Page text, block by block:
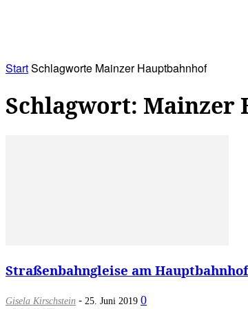
StartSchlagworte Mainzer Hauptbahnhof
Schlagwort: Mainzer
Straßenbahngleise am
Gisela Kirschstein - 25. Juni 2019 0